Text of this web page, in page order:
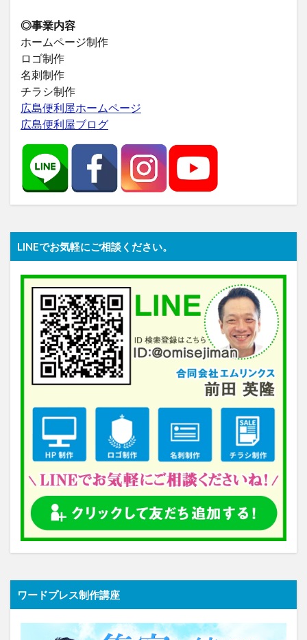
◎事業内容
ホームページ制作
ロゴ制作
名刺制作
チラシ制作
広島便利屋ホームページ
広島便利屋ブログ
LINEでお気軽にご相談ください。
ワードプレス制作講座